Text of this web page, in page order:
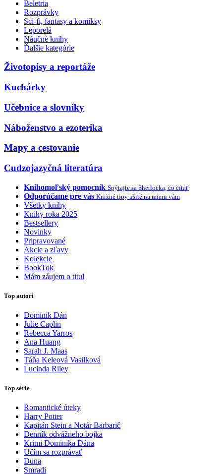
Beletria
Rozprávky
Sci-fi, fantasy a komiksy
Leporelá
Náučné knihy
Ďalšie kategórie
Životopisy a reportáže
Kuchárky
Učebnice a slovníky
Náboženstvo a ezoterika
Mapy a cestovanie
Cudzojazyčná literatúra
Knihomoľský pomocník Spýtajte sa Sherlocka, čo čítať
Odporúčame pre vás Knižné tipy ušité na mieru vám
Všetky knihy
Knihy roka 2025
Bestsellery
Novinky
Pripravované
Akcie a zľavy
Kolekcie
BookTok
Mám záujem o titul
Top autori
Dominik Dán
Julie Caplin
Rebecca Yarros
Ana Huang
Sarah J. Maas
Táňa Keleová Vasilková
Lucinda Riley
Top série
Romantické úteky
Harry Potter
Kapitán Stein a Notár Barbarič
Denník odvážneho bojka
Krimi Dominika Dána
Učím sa rozprávať
Duna
Smradi